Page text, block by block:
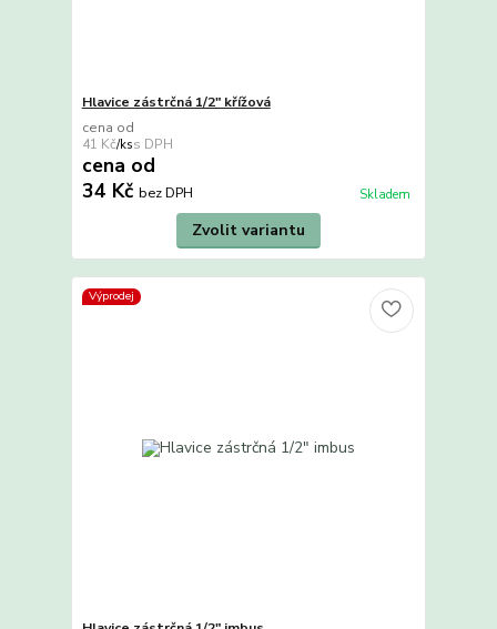
Hlavice zástrčná 1/2" křížová
cena od
41 Kč/ks
cena od
34 Kč bez DPH Skladem
Zvolit variantu
Výprodej